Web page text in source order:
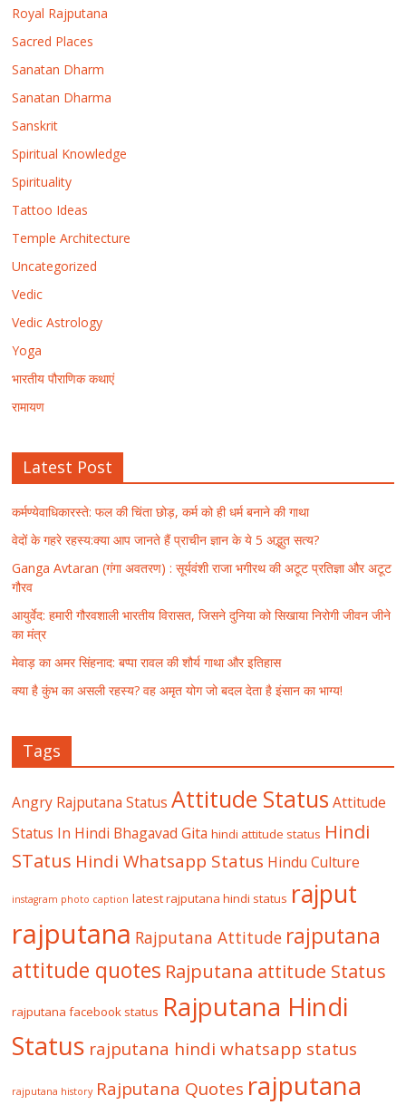
Royal Rajputana
Sacred Places
Sanatan Dharm
Sanatan Dharma
Sanskrit
Spiritual Knowledge
Spirituality
Tattoo Ideas
Temple Architecture
Uncategorized
Vedic
Vedic Astrology
Yoga
भारतीय पौराणिक कथाएं
रामायण
Latest Post
कर्मण्येवाधिकारस्ते: फल की चिंता छोड़, कर्म को ही धर्म बनाने की गाथा
वेदों के गहरे रहस्य:क्या आप जानते हैं प्राचीन ज्ञान के ये 5 अद्भुत सत्य?
Ganga Avtaran (गंगा अवतरण) : सूर्यवंशी राजा भगीरथ की अटूट प्रतिज्ञा और अटूट
गौरव
आयुर्वेद: हमारी गौरवशाली भारतीय विरासत, जिसने दुनिया को सिखाया निरोगी जीवन जीने
का मंत्र
मेवाड़ का अमर सिंहनाद: बप्पा रावल की शौर्य गाथा और इतिहास
क्या है कुंभ का असली रहस्य? वह अमृत योग जो बदल देता है इंसान का भाग्य!
Tags
Angry Rajputana Status Attitude Status Attitude
Status In Hindi Bhagavad Gita hindi attitude status Hindi
STatus Hindi Whatsapp Status Hindu Culture
instagram photo caption latest rajputana hindi status rajput
rajputana Rajputana Attitude rajputana
attitude quotes Rajputana attitude Status
rajputana facebook status Rajputana Hindi
Status rajputana hindi whatsapp status
rajputana history Rajputana Quotes rajputana